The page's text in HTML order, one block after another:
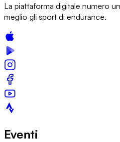
La piattaforma digitale numero
meglio gli sport di endurance.
Eventi